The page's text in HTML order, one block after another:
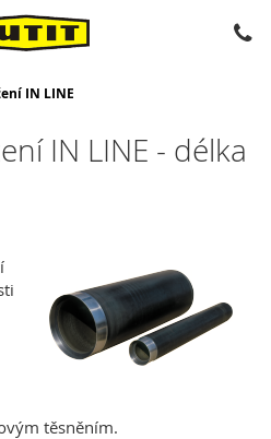
IN LINE
IN LINE - délka
těsněním.